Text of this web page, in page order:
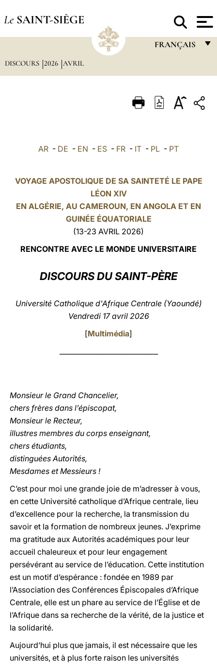
Le SAINT-SIÈGE
FRANÇAIS
ITALIANO
POLSKI
DISCOURS 2026 AVRIL
AR - DE - EN - ES - FR - IT - PL - PT
VOYAGE APOSTOLIQUE DE SA SAINTETÉ LE PAPE
LÉON XIV
EN ALGÉRIE, AU CAMEROUN, EN ANGOLA ET EN
GUINÉE ÉQUATORIALE
(13-23 AVRIL 2026)
RENCONTRE AVEC LE MONDE UNIVERSITAIRE
DISCOURS DU SAINT-PÈRE
Université Catholique d'Afrique Centrale (Yaoundé)
Vendredi 17 avril 2026
[Multimédia]
Monsieur le Grand Chancelier,
chers frères dans l’épiscopat,
Monsieur le Recteur,
illustres membres du corps enseignant,
chers étudiants,
distinguées Autorités,
Mesdames et Messieurs !
C’est pour moi une grande joie de m’adresser à vous,
en cette Université catholique d’Afrique centrale, lieu
d’excellence pour la recherche, la transmission du
savoir et la formation de nombreux jeunes. J’exprime
ma gratitude aux Autorités académiques pour leur
accueil chaleureux et pour leur engagement
persévérant au service de l’éducation. Cette institution
est un motif d’espérance : fondée en 1989 par
l’Association des Conférences Épiscopales d’Afrique
Centrale, elle est un phare au service de l’Église et de
l’Afrique dans sa recherche de la vérité, de la justice et
la solidarité.
Aujourd’hui plus que jamais, il est nécessaire que les
universités, et à plus forte raison les universités